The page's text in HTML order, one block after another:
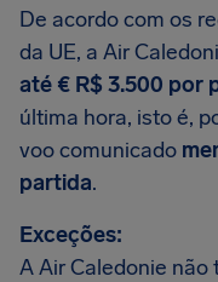
De acordo com os
da UE, a Air
até € R$ 3.500 por
última hora, isto é,
voo comunicado
partida.
Exceções:
A Air Caledonie não